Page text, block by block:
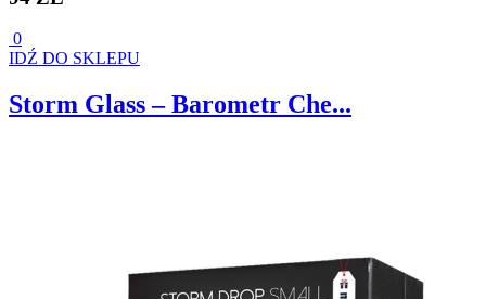
0
IDŹ DO SKLEPU
Storm Glass – Barometr Che...